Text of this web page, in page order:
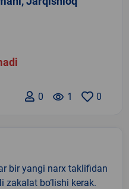
0
remove_red_eye 1
0
bir yangi narx taklifidan
bo‘lishi kerak.